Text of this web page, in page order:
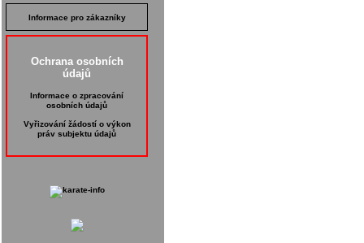
Informace pro zákazníky
Ochrana osobních
údajů
Informace o zpracování
osobních údajů
Vyřizování žádostí o výkon
práv subjektu údajů